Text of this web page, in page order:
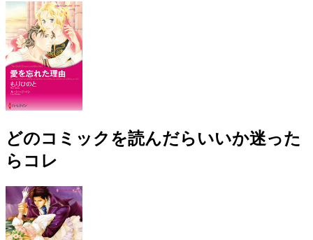
どのコミックを読んだらいいか迷った
らコレ